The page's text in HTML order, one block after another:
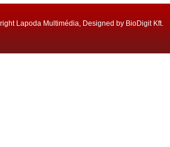
Lapoda Multimédia, Designed by BioDigit Kft.